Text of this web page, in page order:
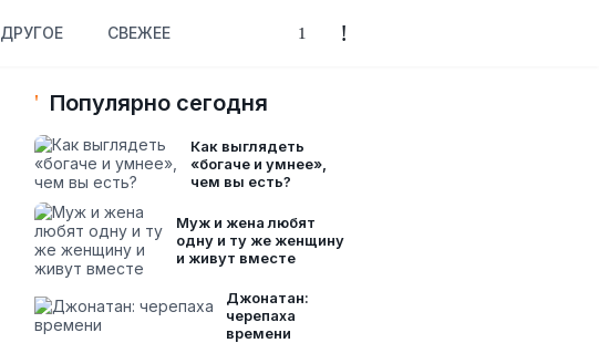
ДРУГОЕ СВЕЖЕЕ
Популярно сегодня
Как выглядеть
«богаче и умнее»,
чем вы есть?
Муж и жена любят
одну и ту же женщину
и живут вместе
Джонатан:
черепаха
времени